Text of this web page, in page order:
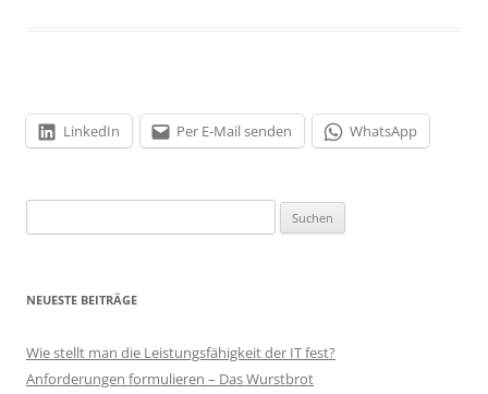
LinkedIn Per E-Mail senden WhatsApp
nach:
NEUESTE BEITRÄGE
Wie stellt man die Leistungsfähigkeit der IT fest?
Anforderungen formulieren – Das Wurstbrot